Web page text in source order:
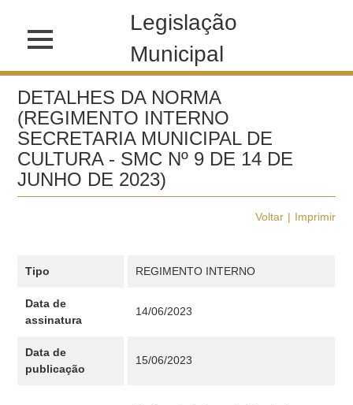
Legislação
Municipal
DETALHES DA NORMA
(REGIMENTO INTERNO
SECRETARIA MUNICIPAL DE
CULTURA - SMC Nº 9 DE 14 DE
JUNHO DE 2023)
Voltar Imprimir
Tipo REGIMENTO INTERNO
Data de
assinatura
14/06/2023
Data de
publicação
15/06/2023